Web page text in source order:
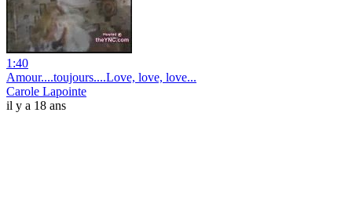
1:40
Amour....toujours....Love, love, love...
Carole Lapointe
il y a 18 ans